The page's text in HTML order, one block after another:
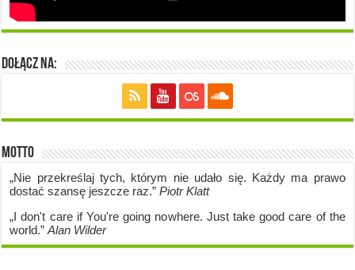
Dołącz na:
Motto
„Nie przekreślaj tych, którym nie udało się. Każdy ma prawo
dostać szansę jeszcze raz.”Piotr Klatt
„I don't care if You're going nowhere. Just take good care of the
world.”Alan Wilder